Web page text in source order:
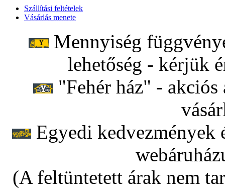
Szállítási feltételek
Vásárlás menete
Mennyiség
lehetőség - kérjük
"Fehér ház" - akciós
Egyedi kedvezmények
(A feltüntetett árak nem